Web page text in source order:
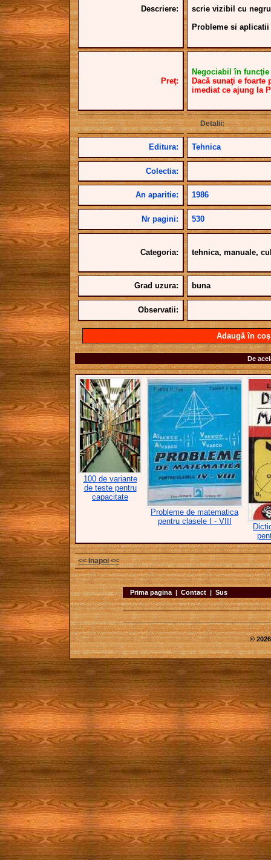
Descriere:
scrie vizibil cu
Probleme si
Preţ:
Negociabil în
Dacă sunaţi e
imediat ce ajung la
Detalii:
Editura: Tehnica
Colectia:
An aparitie: 1986
Nr pagini: 530
Categoria: tehnica, manuale,
Grad uzura: buna
Observatii:
Adaugă în coş
De
100 de variante
de teste pentru
capacitate
Probleme de matematica
pentru clasele I - VIII
<< Inapoi <<
Prima pagina| Contact| Sus
©